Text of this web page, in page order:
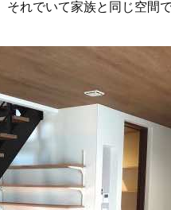
れでいて家族と同じ空間